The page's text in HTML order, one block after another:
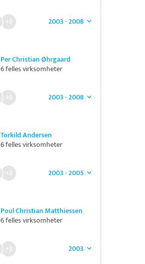
2003 - 2008
+3
Per Christian Øhrgaard
6 felles virksomheter
2003 - 2008
+3
Torkild Andersen
6 felles virksomheter
2003 - 2005
+3
Poul Christian Matthiessen
6 felles virksomheter
2003
+3